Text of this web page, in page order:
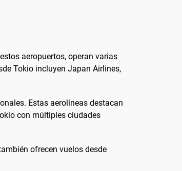
aeropuertos, operan varias
Tokio incluyen Japan Airlines,
Estas aerolíneas destacan
con múltiples ciudades
ofrecen vuelos desde